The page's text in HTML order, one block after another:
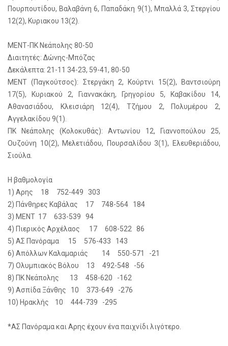
Πουρπουτίδου, Βαλαβάνη 6, Παπαδάκη 9(1), Μπαλλά 3, Στεργίου
12(2), Κυριακου 13(2).
ΜΕΝΤ-ΠΚ Νεάπολης 80-50
Διαιτητές: Δώνης-Μπόζας
Δεκάλεπτα: 21-11 34-23, 59-41, 80-50
ΜΕΝΤ (Παγκούτσος): Στεργάκη 2, Κούρτνι 15(2), Βαντσιούρη
17(5), Κυριακού 2, Γιαννακάκη, Γρηγορίου 5, Καβακίδου 14,
Αθανασιάδου, Κλεισιάρη 12(4), Τζήμου 2, Πολυμέρου 2,
Αγγελακίδου 9(1).
ΠΚ Νεάπολης (Κολοκυθάς): Αντωνίου 12, Γιαννοπούλου 25,
Ουζούνη 10(2), Μελετιάδου, Πουρσαλίδου 3(1), Ελευθεριάδου,
Σιούλα.
Η βαθμολογία
1) Αρης 18 752-449 303
2) Πάνθηρες Καβάλας 17 748-564 184
3) ΜΕΝΤ 17 633-539 94
4) Πιερικός Αρχέλαος 17 608-522 86
5) ΑΣ Πανόραμα 15 576-433 143
6) Απόλλων Καλαμαριάς 14 550-571 -21
7) Ολυμπιακός Βόλου 13 492-548 -56
8) ΠΚ Νεάπολης 13 458-620 -162
9) Ασπίδα Ξάνθης 10 373-649 -276
10) Ηρακλής 10 444-739 -295
*ΑΣ Πανόραμα και Αρης έχουν ένα παιχνίδι λιγότερο.